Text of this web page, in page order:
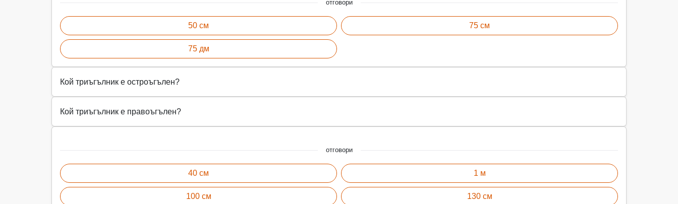
отговори
50 см
75 дм
75 см
Кой триъгълник е остроъгълен?
Кой триъгълник е правоъгълен?
отговори
40 см
100 см
1 м
130 см